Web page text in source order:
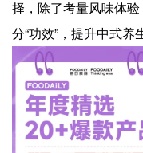
择，除了考量风味体
分“功效”，提升中式养